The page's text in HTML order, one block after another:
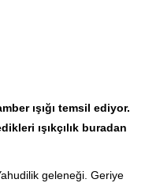
ışığı temsil ediyor.
ışıkçılık buradan
geleneği. Geriye